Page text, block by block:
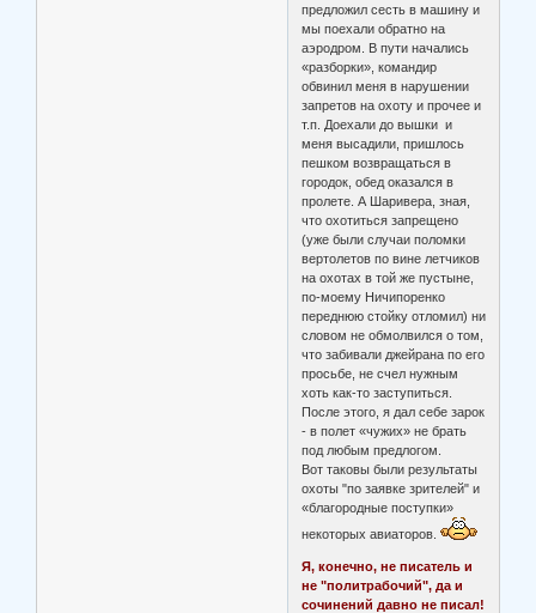
предложил сесть в машину и
мы поехали обратно на
аэродром. В пути начались
«разборки», командир
обвинил меня в нарушении
запретов на охоту и прочее и
т.п. Доехали до вышки и
меня высадили, пришлось
пешком возвращаться в
городок, обед оказался в
пролете. А Шаривера, зная,
что охотиться запрещено
(уже были случаи поломки
вертолетов по вине летчиков
на охотах в той же пустыне,
по-моему Ничипоренко
переднюю стойку отломил) ни
словом не обмолвился о том,
что забивали джейрана по его
просьбе, не счел нужным
хоть как-то заступиться.
После этого, я дал себе зарок
- в полет «чужих» не брать
под любым предлогом.
Вот таковы были результаты
охоты "по заявке зрителей" и
«благородные поступки»
некоторых авиаторов.
Я, конечно, не писатель и
не "политрабочий", да и
сочинений давно не писал!